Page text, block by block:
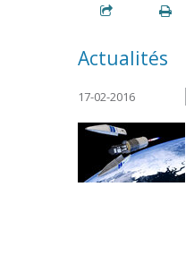
Actualités
17-02-2016